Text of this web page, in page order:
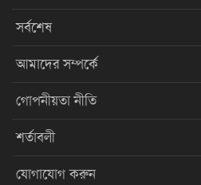
সর্বশেষ
আমাদের সম্পর্কে
গোপনীয়তা নীতি
শর্তাবলী
যোগাযোগ করুন